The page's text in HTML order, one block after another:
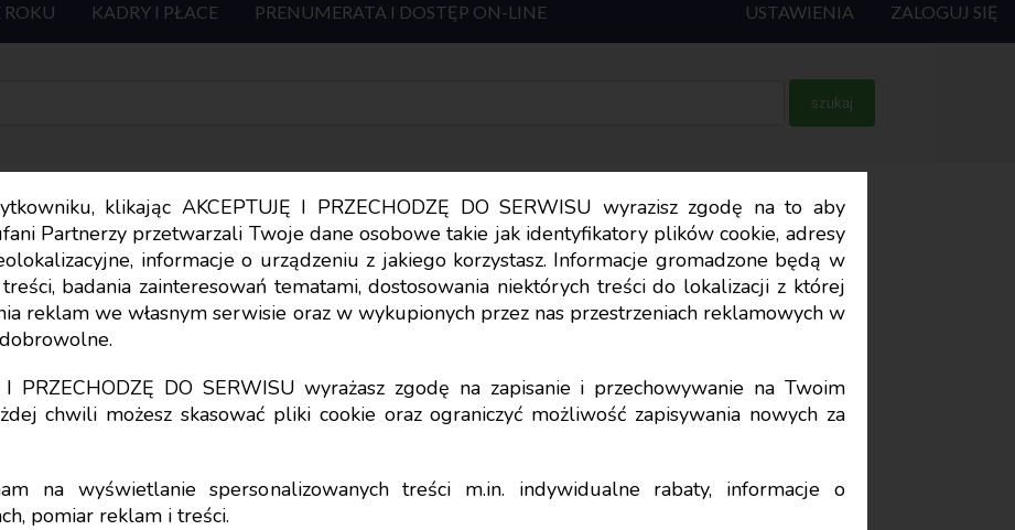
klikając AKCEPTUJĘ I PRZECHODZĘ DO SERWISU wyrazisz zgodę na to aby
Partnerzy przetwarzali Twoje dane osobowe takie jak identyfikatory plików cookie, adresy
informacje o urządzeniu z jakiego korzystasz. Informacje gromadzone będą w
badania zainteresowań tematami, dostosowania niektórych treści do lokalizacji z której
reklam we własnym serwisie oraz w wykupionych przez nas przestrzeniach reklamowych w
PRZECHODZĘ DO SERWISU wyrażasz zgodę na zapisanie i przechowywanie na Twoim
chwili możesz skasować pliki cookie oraz ograniczyć możliwość zapisywania nowych za
na wyświetlanie spersonalizowanych treści m.in. indywidualne rabaty, informacje o
pomiar reklam i treści.
KADRY I PŁACE PRENUMERATA I DOSTĘP ON-LINE USTAWIENIA ZALOGUJ SIĘ
Data publikacji: 2022-01-26
zeznanie podatkowe
mimo wyboru liniowego
- kiedy wchodzi w grę